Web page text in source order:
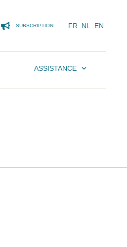
SUBSCRIPTION FR NL EN
ASSISTANCE